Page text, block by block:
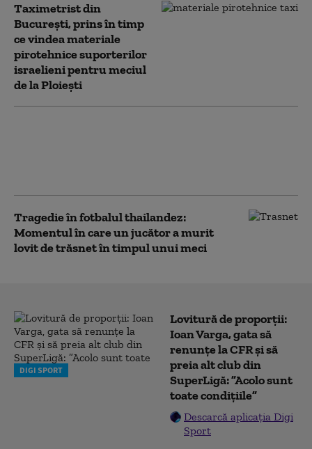
Taximetrist din
Bucureşti, prins în timp
ce vindea materiale
pirotehnice suporterilor
israelieni pentru meciul
de la Ploiești
Tragedie în fotbalul thailandez:
Momentul în care un jucător a murit
lovit de trăsnet în timpul unui meci
DIGI SPORT
Lovitură de proporții:
Ioan Varga, gata să
renunțe la CFR și să
preia alt club din
SuperLigă: ”Acolo sunt
toate condițiile”
Descarcă aplicația Digi
Sport